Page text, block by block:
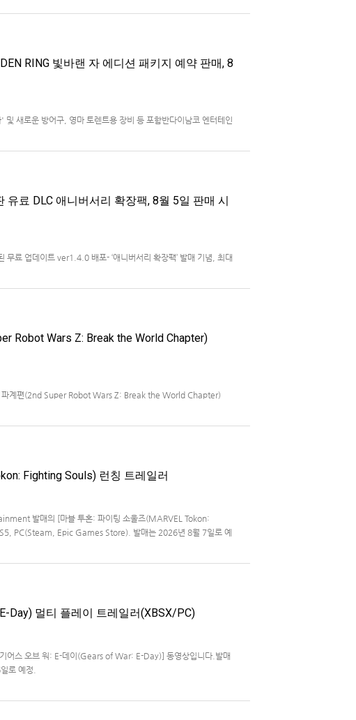
RING 빛바랜 자 에디션 패키지 예약 판매, 8
새로운 방어구, 영마 토렌트용 장비 등 포함반다이남코 엔터테인
유료 DLC 애니버서리 확장팩, 8월 5일 판매 시
료 업데이트 ver1.4.0 배포- ‘애니버서리 확장팩’ 발매 기념, 최대
Robot Wars Z: Break the World Chapter)
파계편(2nd Super Robot Wars Z: Break the World Chapter)
Fighting Souls) 런칭 트레일러
발매의 [마블 투혼: 파이팅 소울즈(MARVEL Tokon:
PC(Steam, Epic Games Store). 발매는 2026년 8월 7일로 예
Day) 멀티 플레이 트레일러(XBSX/PC)
스 오브 워: E-데이(Gears of War: E-Day)] 동영상입니다.발매
로 예정.